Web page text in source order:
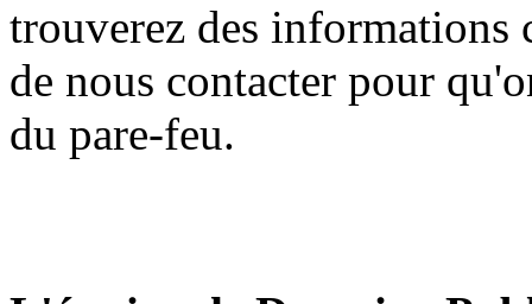
trouverez des informations
de nous contacter pour
du pare-feu.